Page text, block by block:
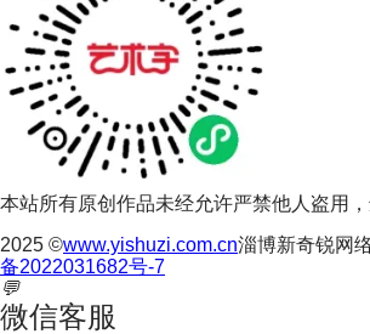
本站所有原创作品未经允许严禁他人盗用，
2025 ©www.yishuzi.com.cn淄博新奇锐网
备2022031682号-7
💬
微信客服